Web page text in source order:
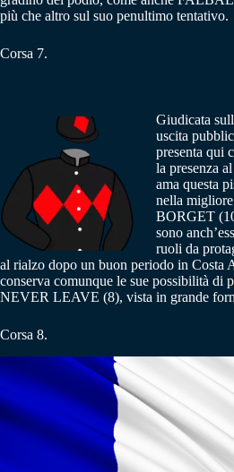
più che altro sul suo penultimo tentativo.
Corsa 7.
Giudicata
uscita
presenta qui
la presenza
ama questa
nella
BORGET
sono
ruoli da
al rialzo dopo un buon periodo in
conserva comunque le sue possibilità di
NEVER LEAVE (8), vista in grande
Corsa 8.